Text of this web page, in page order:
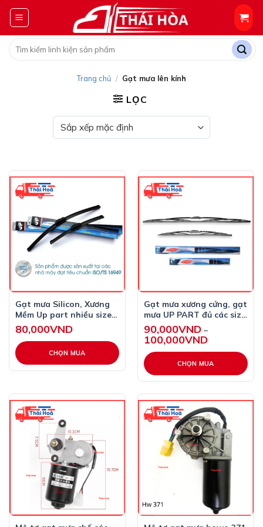
Skip
content
kiếm:
Trang chủ / Gạt mưa lên kính
LỌC
Gạt mưa Silicon, Xương
Mềm Up part nhiều size
lựa chọn từ 14 – 26 inch
80,000VND
CHỌN MUA
Sản
này
có
nhiều
được
Gạt mưa xương cứng, gạt
mưa UP PART đủ các size
từ 14-26 inch
90,000VND –
100,000VNDKhoảng
giá:
từ
90,000VND
đến
100,000VND
CHỌN MUA
Sản
phẩm
này
có
có
thể